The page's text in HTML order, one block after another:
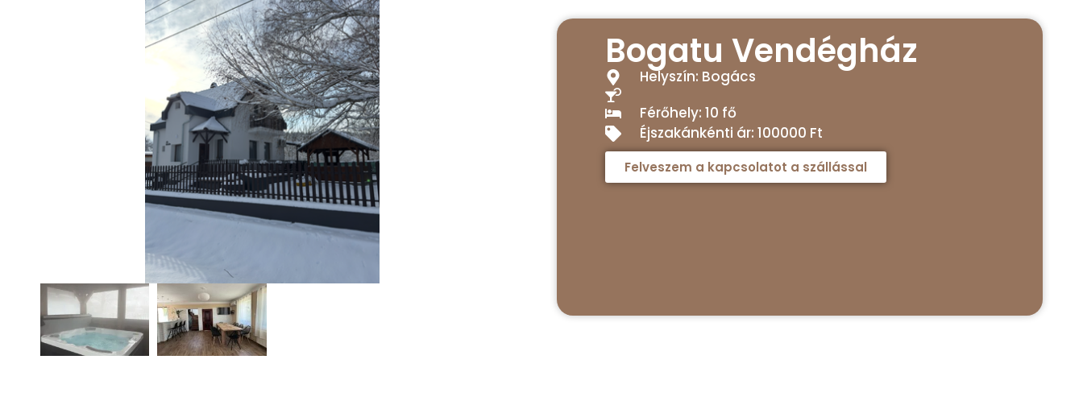
Bogatu Vendégház
Helyszín: Bogács
Férőhely: 10 fő
Éjszakánkénti ár: 100000 Ft
Felveszem a kapcsolatot a szállással